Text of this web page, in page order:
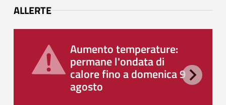
ALLERTE
Aumento temperature:
permane l'ondata di
calore fino a domenica 9
agosto